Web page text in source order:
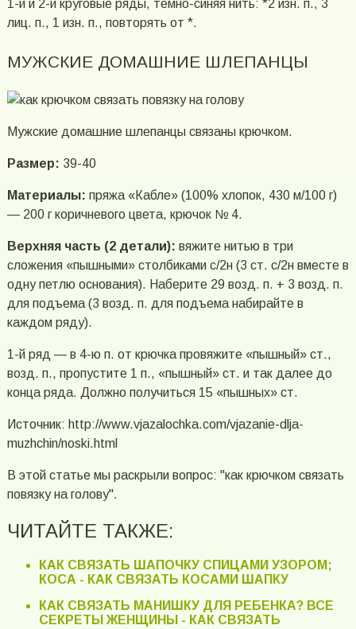
1-й и 2-й круговые ряды, темно-синяя нить: *2 изн. п., 3
лиц. п., 1 изн. п., повторять от *.
МУЖСКИЕ ДОМАШНИЕ ШЛЕПАНЦЫ
Мужские домашние шлепанцы связаны крючком.
Размер: 39-40
Материалы: пряжа «Кабле» (100% хлопок, 430 м/100 г)
— 200 г коричневого цвета, крючок № 4.
Верхняя часть (2 детали): вяжите нитью в три
сложения «пышными» столбиками с/2н (3 ст. с/2н вместе в
одну петлю основания). Наберите 29 возд. п. + 3 возд. п.
для подъема (3 возд. п. для подъема набирайте в
каждом ряду).
1-й ряд — в 4-ю п. от крючка провяжите «пышный» ст.,
возд. п., пропустите 1 п., «пышный» ст. и так далее до
конца ряда. Должно получиться 15 «пышных» ст.
Источник: http://www.vjazalochka.com/vjazanie-dlja-
muzhchin/noski.html
В этой статье мы раскрыли вопрос: "как крючком связать
повязку на голову".
ЧИТАЙТЕ ТАКЖЕ:
КАК СВЯЗАТЬ ШАПОЧКУ СПИЦАМИ УЗОРОМ;
КОСА - КАК СВЯЗАТЬ КОСАМИ ШАПКУ
КАК СВЯЗАТЬ МАНИШКУ ДЛЯ РЕБЕНКА? ВСЕ
СЕКРЕТЫ ЖЕНЩИНЫ - КАК СВЯЗАТЬ